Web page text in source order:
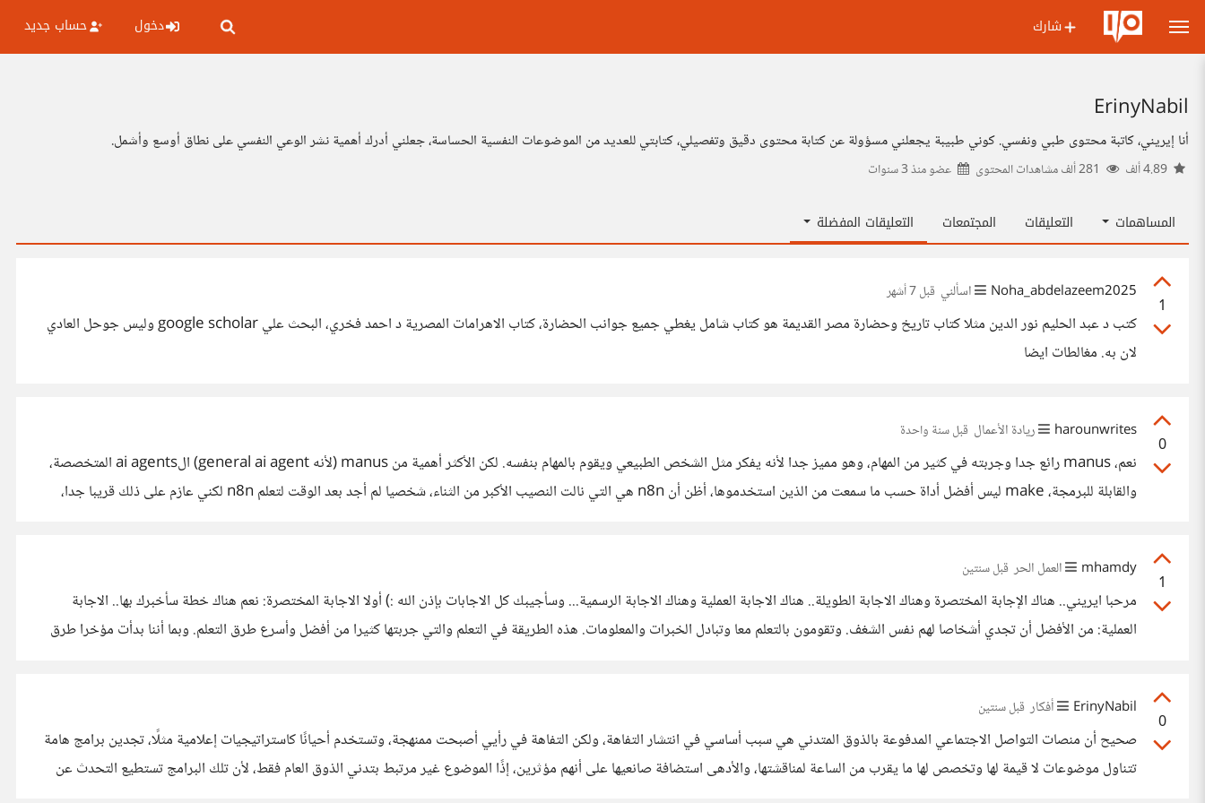
شارك دخول حساب جديد
ErinyNabil
أنا إيريني، كاتبة محتوى طبي ونفسي. كوني طبيبة يجعلني مسؤولة عن كتابة محتوى دقيق وتفصيلي، كتابتي للعديد من الموضوعات النفسية الحساسة، جعلني أدرك أهمية نشر الوعي النفسي على نطاق أوسع وأشمل.
عضو منذ3 سنوات
المساهمات التعليقات المجتمعات التعليقات المفضلة
1
Noha_abdelazeem2025 اسألني قبل 7 أشهر
كتب د عبد الحليم نور الدين مثلا كتاب تاريخ وحضارة مصر القديمة هو كتاب شامل يغطي جميع جوانب الحضارة، كتاب الاهرامات المصرية د احمد فخري، البحث علي google scholar وليس جوحل العادي
لان به. مغالطات ايضا
0
harounwrites ريادة الأعمال قبل سنة واحدة
نعم، manus رائع جدا وجربته في كثير من المهام، وهو مميز جدا لأنه يفكر مثل الشخص الطبيعي ويقوم بالمهام بنفسه. لكن الأكثر أهمية من manus (لأنه general ai agent) الai agents المتخصصة،
والقابلة للبرمجة، make ليس أفضل أداة حسب ما سمعت من الذين استخدموها، أظن أن n8n هي التي نالت النصيب الأكبر من الثناء، شخصيا لم أجد بعد الوقت لتعلم n8n لكني عازم على ذلك قريبا جدا،
1
mhamdy العمل الحر قبل سنتين
مرحبا ايريني.. هناك الإجابة المختصرة وهناك الاجابة الطويلة.. هناك الاجابة العملية وهناك الاجابة الرسمية... وسأجيبك كل الاجابات بإذن الله :) أولا الاجابة المختصرة: نعم هناك خطة سأخبرك بها.. الاجابة
العملية: من الأفضل أن تجدي أشخاصا لهم نفس الشغف. وتقومون بالتعلم معا وتبادل الخبرات والمعلومات. هذه الطريقة في التعلم والتي جربتها كثيرا من أفضل وأسرع طرق التعلم. وبما أننا بدأت مؤخرا طرق
0
ErinyNabil أفكار قبل سنتين
صحيح أن منصات التواصل الاجتماعي المدفوعة بالذوق المتدني هي سبب أساسي في انتشار التفاهة، ولكن التفاهة في رأيي أصبحت ممنهجة، وتستخدم أحيانًا كاستراتيجيات إعلامية مثلًا، تجدين برامج هامة
تتناول موضوعات لا قيمة لها وتخصص لها ما يقرب من الساعة لمناقشتها، والأدهى استضافة صانعيها على أنهم مؤثرين، إذًا الموضوع غير مرتبط بتدني الذوق العام فقط، لأن تلك البرامج تستطيع التحدث عن